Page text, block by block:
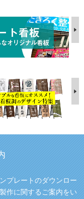
プレートのダウンロー
作に関するご案内をい